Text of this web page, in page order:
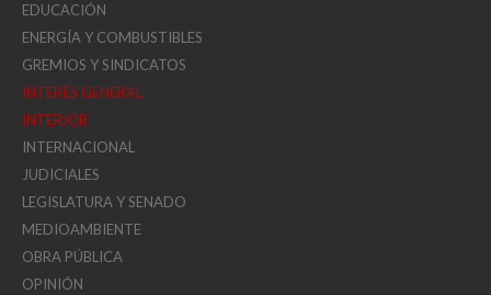
EDUCACIÓN
ENERGÍA Y COMBUSTIBLES
GREMIOS Y SINDICATOS
INTERÉS GENERAL
INTERIOR
INTERNACIONAL
JUDICIALES
LEGISLATURA Y SENADO
MEDIOAMBIENTE
OBRA PÚBLICA
OPINIÓN